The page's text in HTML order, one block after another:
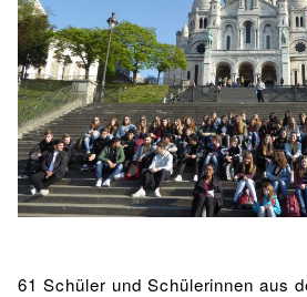
BIBLIOTHEK
Bibliothek Bibliothekskatalog
Lehrmittelfreiheit
Buchempfehlungen
MENSA & BISTRO
Mensa & Bistro Speiseplan
SPORT
Sport als Leistungsfach Exkursionen
Fachschaft
JtfO
61 Schüler und Schülerinnen aus